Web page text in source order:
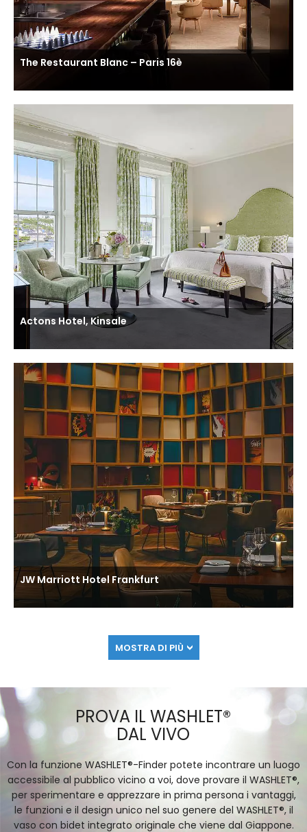
The Restaurant Blanc – Paris 16è
Actons Hotel, Kinsale
JW Marriott Hotel Frankfurt
MOSTRA DI PIÙ
PROVA IL WASHLET®
DAL VIVO
Con la funzione WASHLET®-Finder potete incontrare un luogo
accessibile al pubblico vicino a voi, dove provare il WASHLET®,
per sperimentare e apprezzare in prima persona i vantaggi,
le funzioni e il design unico nel suo genere del WASHLET®, il
vaso con bidet integrato originale che viene dal Giappone.